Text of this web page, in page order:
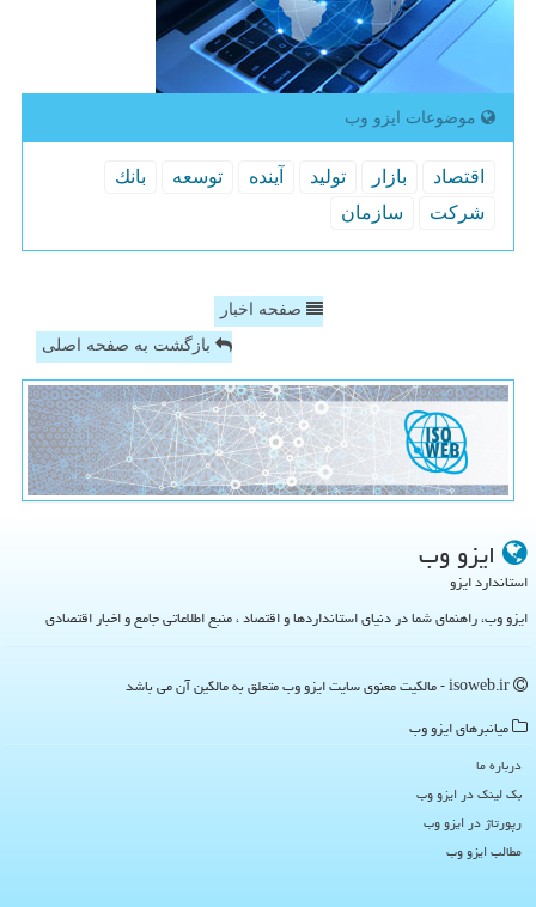
موضوعات ایزو وب
اقتصاد بازار تولید آینده توسعه
بانك
شركت
سازمان
صفحه اخبار
بازگشت به صفحه اصلی
ایزو وب
استاندارد ایزو
ایزو وب، راهنمای شما در دنیای استانداردها و اقتصاد ، منبع اطلاعاتی جامع و اخبار اقتصادی
میانبرهای ایزو وب
درباره ما
بک لینک در ایزو وب
رپورتاژ در ایزو وب
مطالب ایزو وب